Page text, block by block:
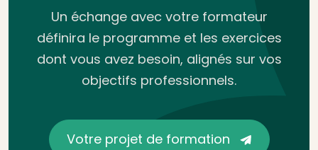
Un échange avec votre formateur
définira le programme et les exercices
dont vous avez besoin, alignés sur vos
objectifs professionnels.
Votre projet de formation